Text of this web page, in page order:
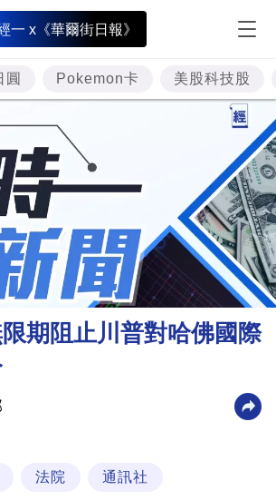
一 x《華爾街日報》
圓 Pokemon卡 美股科技股
期阻止川普對哈佛國際
法院 通訊社